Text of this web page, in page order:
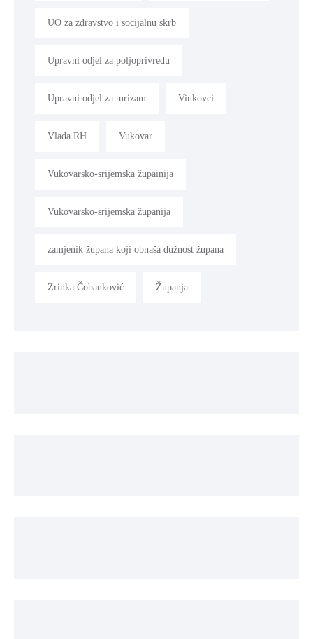
UO za zdravstvo i socijalnu skrb
Upravni odjel za poljoprivredu
Upravni odjel za turizam Vinkovci
Vlada RH Vukovar
Vukovarsko-srijemska župainija
Vukovarsko-srijemska županija
zamjenik župana koji obnaša dužnost župana
Zrinka Čobanković Županja